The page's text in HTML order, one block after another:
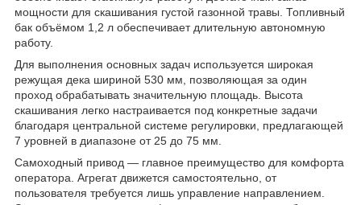
мощности для скашивания густой газонной травы. Топливный
бак объёмом 1,2 л обеспечивает длительную автономную
работу.
Для выполнения основных задач используется широкая
режущая дека шириной 530 мм, позволяющая за один
проход обрабатывать значительную площадь. Высота
скашивания легко настраивается под конкретные задачи
благодаря центральной системе регулировки, предлагающей
7 уровней в диапазоне от 25 до 75 мм.
Самоходный привод — главное преимущество для комфорта
оператора. Агрегат движется самостоятельно, от
пользователя требуется лишь управление направлением.